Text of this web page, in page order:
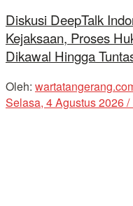
Diskusi DeepTalk
Kejaksaan, Proses
Dikawal Hingga
Oleh:
Selasa, 4 Agustus 2026 /